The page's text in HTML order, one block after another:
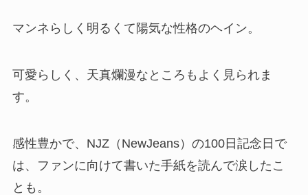
マンネらしく明るくて陽気な性格のヘイン。
可愛らしく、天真爛漫なところもよく見られま
す。
感性豊かで、NJZ（NewJeans）の100日記念日で
は、ファンに向けて書いた手紙を読んで涙したこ
とも。